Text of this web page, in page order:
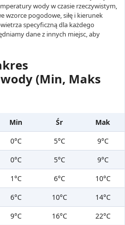
wody w czasie rzeczywistym,
wzorce pogodowe, siłę i kierunek
specyficzną dla każdego
dane z innych miejsc, aby
(Min, Maks
Min Śr
Mak
0°C 5°C
9°C
0°C 5°C
9°C
1°C 6°C
10°C
6°C 10°C
14°C
9°C 16°C
22°C